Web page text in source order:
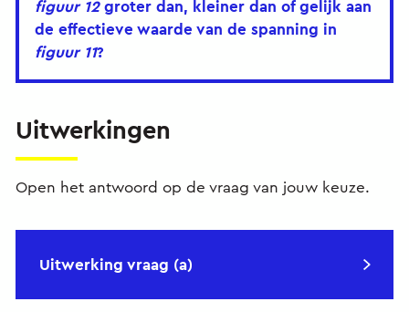
figuur 12groter dan, kleiner dan of gelijk aan
de effectieve waarde van de spanning in
figuur 11?
Uitwerkingen
Open het antwoord op de vraag van jouw keuze.
Uitwerking vraag (a)